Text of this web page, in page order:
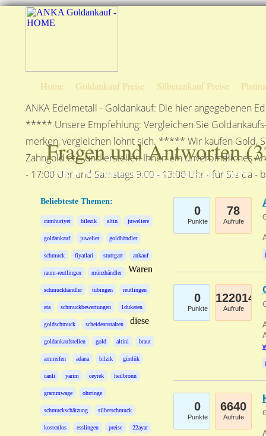
Home Goldankauf Preise Silberankauf Preise
ANKA Edelmetall - Goldankauf: Die hier angegebenen
***** Unsere Empfehlung: Vergleichen Sie
merken, vergleichen lohnt sich. ***** Wir kaufen Gold,
Zahngold etc. und erstellen Ihnen ein unverbindliches
- 17:00 Uhr und Samstags 9:00 - 13:00 Uhr - für Sie
Fragen und Antworten (
ANKA Edelmetallhandelsgesellschaft mbH
Beliebteste Themen:
cumhuriyet bilezik altin juweliere
goldankauf juwelier goldhändler
schmuck fiyatlari stuttgart ankauf
raum-reutlingen münzhändler
schmuckhändler tübingen reutlingen
ata schmuckbewertungen 1dukaten
goldschmuck scheideanstalten
goldankaufstellen gold altini braut
armreifen adana bilzik günlük
canli yarim ceyrek heilbronn
grammwage ohrringe
schmuckschätzung silberschmuck
kostenlos esslingen preise 22ayar
Waren
diese
0
Punkte
78
Aufrufe
0
Punkte
122014
Aufrufe
0
Punkte
6640
Aufrufe